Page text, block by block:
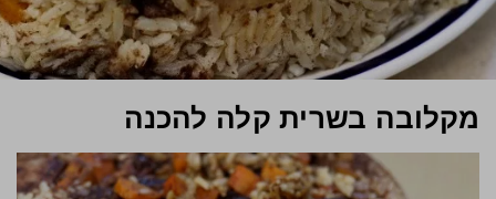
מקלובה בשרית קלה להכנה